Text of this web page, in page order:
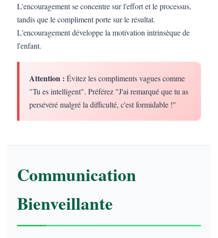
L'encouragement se concentre sur l'effort et le processus,
tandis que le compliment porte sur le résultat.
L'encouragement développe la motivation intrinsèque de
l'enfant.
Attention : Évitez les compliments vagues comme
"Tu es intelligent". Préférez "J'ai remarqué que tu as
persévéré malgré la difficulté, c'est formidable !"
Communication
Bienveillante